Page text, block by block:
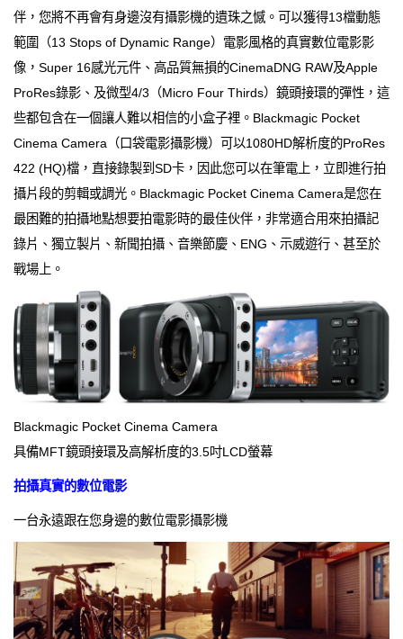
伴，您將不再會有身邊沒有攝影機的遺珠之憾。可以獲得13檔動態
範圍（13 Stops of Dynamic Range）電影風格的真實數位電影影
像，Super 16感光元件、高品質無損的CinemaDNG RAW及Apple
ProRes錄影、及微型4/3（Micro Four Thirds）鏡頭接環的彈性，這
些都包含在一個讓人難以相信的小盒子裡。Blackmagic Pocket
Cinema Camera（口袋電影攝影機）可以1080HD解析度的ProRes
422 (HQ)檔，直接錄製到SD卡，因此您可以在筆電上，立即進行拍
攝片段的剪輯或調光。Blackmagic Pocket Cinema Camera是您在
最困難的拍攝地點想要拍電影時的最佳伙伴，非常適合用來拍攝記
錄片、獨立製片、新聞拍攝、音樂節慶、ENG、示威遊行、甚至於
戰場上。
Blackmagic Pocket Cinema Camera
具備MFT鏡頭接環及高解析度的3.5吋LCD螢幕
拍攝真實的數位電影
一台永遠跟在您身邊的數位電影攝影機